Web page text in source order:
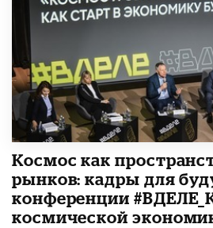
Космос как
рынков: кадры для
конференции
космической